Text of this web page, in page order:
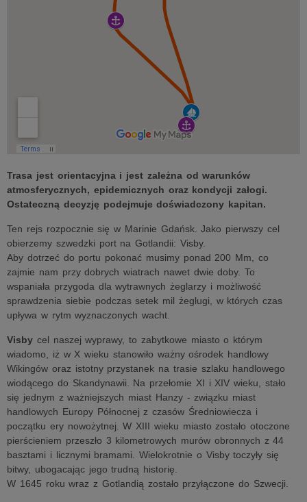
Trasa jest orientacyjna i jest zależna od warunków
atmosferycznych, epidemicznych oraz kondycji załogi.
Ostateczną decyzję podejmuje doświadczony kapitan.
Ten rejs rozpocznie się w Marinie Gdańsk. Jako pierwszy cel
obierzemy szwedzki port na Gotlandii: Visby.
Aby dotrzeć do portu pokonać musimy ponad 200 Mm, co
zajmie nam przy dobrych wiatrach nawet dwie doby. To
wspaniała przygoda dla wytrawnych żeglarzy i możliwość
sprawdzenia siebie podczas setek mil żeglugi, w których czas
upływa w rytm wyznaczonych wacht.
Visby cel naszej wyprawy, to zabytkowe miasto o którym
wiadomo, iż w X wieku stanowiło ważny ośrodek handlowy
Wikingów oraz istotny przystanek na trasie szlaku handlowego
wiodącego do Skandynawii. Na przełomie XI i XIV wieku, stało
się jednym z ważniejszych miast Hanzy - związku miast
handlowych Europy Północnej z czasów Średniowiecza i
początku ery nowożytnej. W XIII wieku miasto zostało otoczone
pierścieniem przeszło 3 kilometrowych murów obronnych z 44
basztami i licznymi bramami. Wielokrotnie o Visby toczyły się
bitwy, ubogacając jego trudną historię.
W 1645 roku wraz z Gotlandią zostało przyłączone do Szwecji.